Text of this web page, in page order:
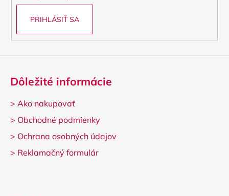
PRIHLÁSIŤ SA
Dôležité informácie
> Ako nakupovať
> Obchodné podmienky
> Ochrana osobných údajov
> Reklamačný formulár